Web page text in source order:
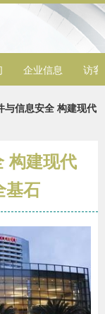
企业信息 访客
与信息安全 构建现代
构建现代
基石